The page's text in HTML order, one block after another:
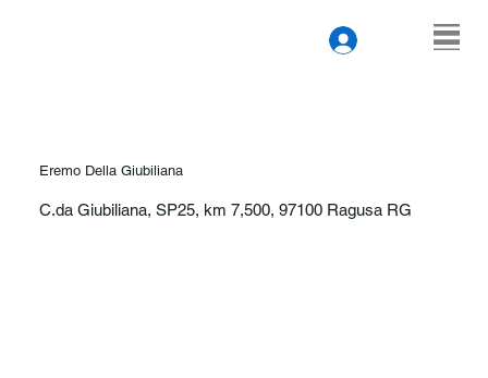
Eremo Della Giubiliana
C.da Giubiliana, SP25, km 7,500, 97100 Ragusa RG